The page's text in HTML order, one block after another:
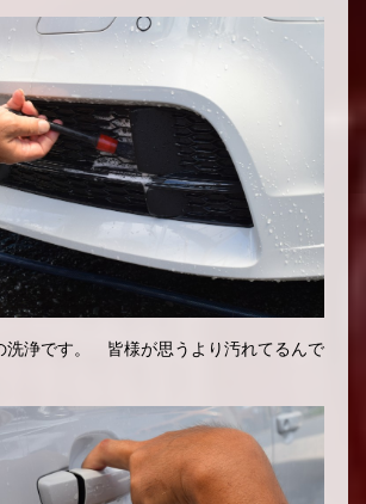
洗浄です。 皆様が思うより汚れてるんで